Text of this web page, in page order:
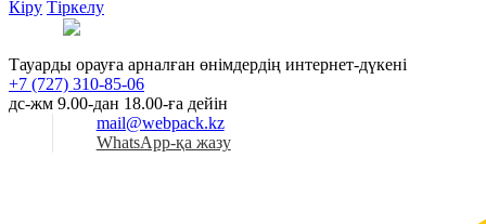
Кіру Тіркелу
Тауарды орауға арналған өнімдердің интернет-дүкені
+7 (727) 310-85-06
дс-жм 9.00-дан 18.00-ға дейін
mail@webpack.kz
WhatsApp-қа жазу